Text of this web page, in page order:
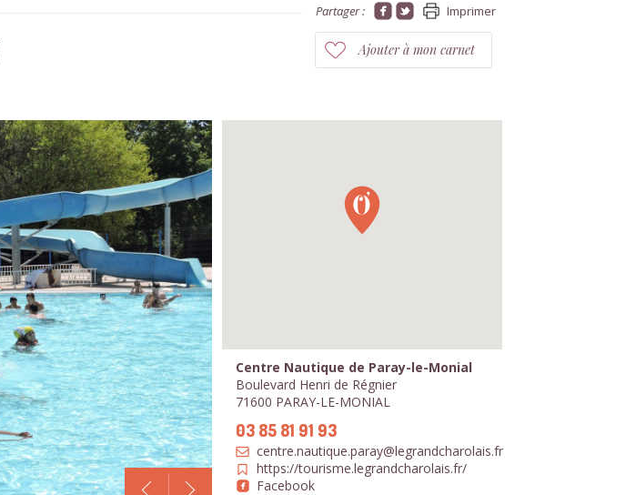
Partager : Imprimer
Ajouter à mon carnet
Centre Nautique de Paray-le-Monial
Boulevard Henri de Régnier
71600 PARAY-LE-MONIAL
03 85 81 91 93
centre.nautique.paray@legrandcharolais.fr
https://tourisme.legrandcharolais.fr/
Facebook